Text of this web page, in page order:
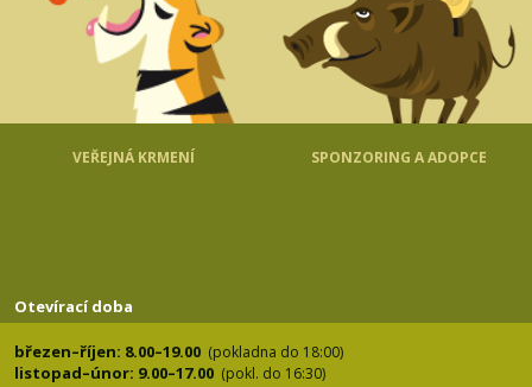
VEŘEJNÁ KRMENÍ SPONZORING A ADOPCE
Otevírací doba
březen–říjen: 8.00–19.00 (pokladna do 18:00)
listopad–únor: 9.00–17.00 (pokl. do 16:30)